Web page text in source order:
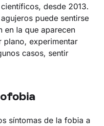
desde 2013.
puede sentirse
en la que aparecen
plano, experimentar
casos, sentir
síntomas de la fobia a